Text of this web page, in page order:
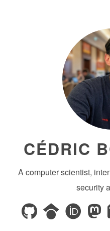
CÉDRIC
A computer scientist,
security